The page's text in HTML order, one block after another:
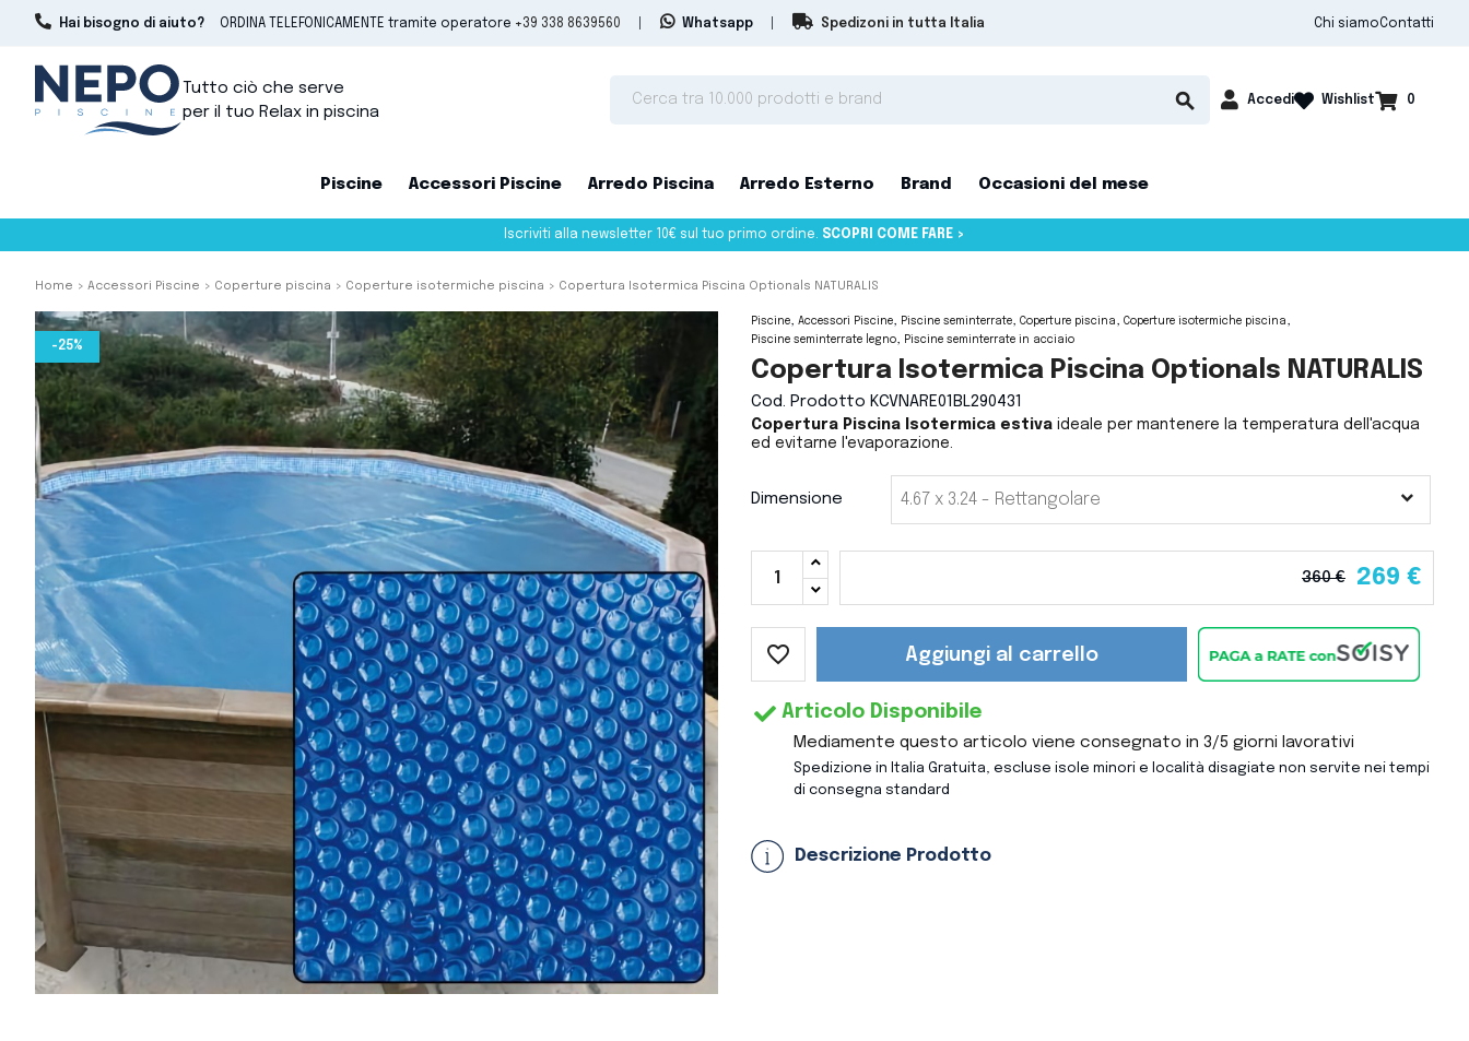
Hai bisogno di aiuto? ORDINA TELEFONICAMENTE tramite operatore +39 338 8639560 Whatsapp Spedizoni in tutta Italia Chi siamoContatti
Tutto ciò che serve
per il tuo Relax in piscina
search  Accedi shopping_cart 0
Wishlist
Piscine Accessori Piscine Arredo Piscina Arredo Esterno Brand Occasioni del mese
Iscriviti alla newsletter 10€ sul tuo primo ordine. SCOPRI COME FARE >
Home Accessori Piscine Coperture piscina Coperture isotermiche piscina Copertura Isotermica Piscina Optionals NATURALIS
-25%
Piscine Accessori Piscine Piscine seminterrate Coperture piscina
Coperture isotermiche piscina
Piscine seminterrate legno
Piscine seminterrate in acciaio
Copertura Isotermica Piscina Optionals NATURALIS
Cod. Prodotto KCVNARE01BL290431
Copertura Piscina Isotermica estiva ideale per mantenere la temperatura dell'acqua
ed evitarne l'evaporazione.
Dimensione
360 € 269 €
Aggiungi al carrello
favorite_border
Articolo Disponibile
Mediamente questo articolo viene consegnato in 3/5 giorni lavorativi
Spedizione in Italia Gratuita, escluse isole minori e località disagiate non servite nei tempi
di consegna standard
Descrizione Prodotto